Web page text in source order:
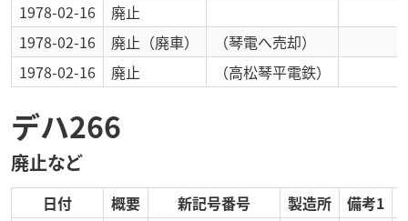
1978-02-16
廃止
1978-02-16
廃止 （廃車）
（琴電へ売却）
1978-02-16
廃止 （高松琴平電鉄）
デハ266
廃止など
日付 概要 新記号番号 製造所 備考1